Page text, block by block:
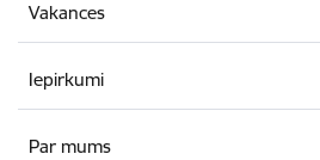
Vakances
Iepirkumi
Par mums